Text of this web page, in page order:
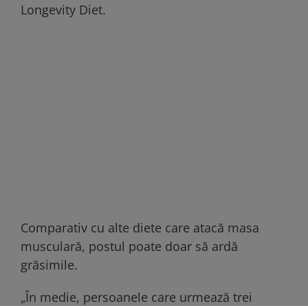
Longevity Diet.
Comparativ cu alte diete care atacă masa
musculară, postul poate doar să ardă
grăsimile.
„În medie, persoanele care urmează trei